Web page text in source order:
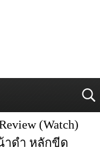
(Watch)
น้าดำ หลักขีด